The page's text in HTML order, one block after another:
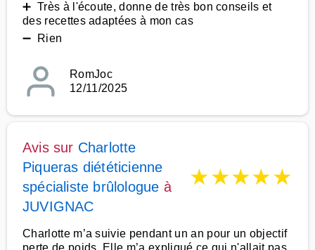
➕ Très à l'écoute, donne de très bon conseils et
des recettes adaptées à mon cas
➖ Rien
RomJoc
12/11/2025
Avis sur Charlotte
Piqueras diététicienne
spécialiste brûlologue à
JUVIGNAC
★★★★★
Charlotte m’a suivie pendant un an pour un objectif
perte de poids. Elle m’a expliqué ce qui n'allait pas